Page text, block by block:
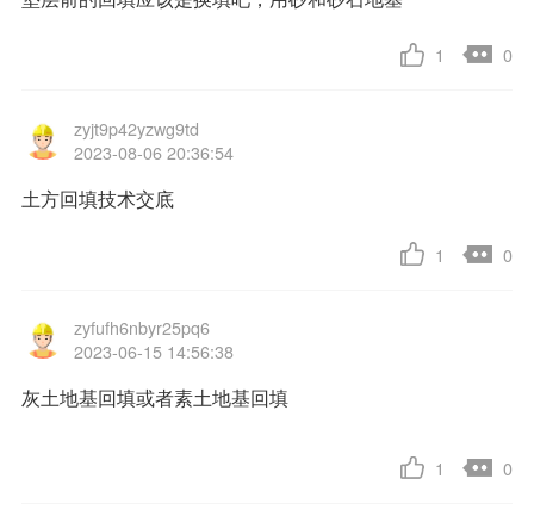
1 0
zyjt9p42yzwg9td
2023-08-06 20:36:54
土方回填技术交底
1 0
zyfufh6nbyr25pq6
2023-06-15 14:56:38
灰土地基回填或者素土地基回填
1 0